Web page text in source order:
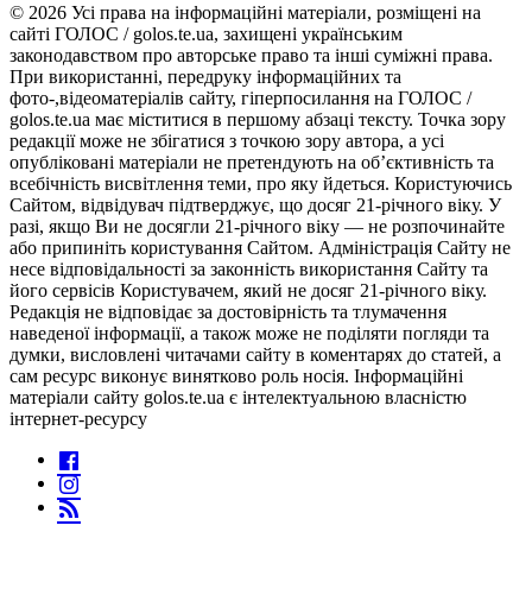
© 2026 Усі права на інформаційні матеріали, розміщені на
сайті ГОЛОС / golos.te.ua, захищені українським
законодавством про авторське право та інші суміжні права.
При використанні, передруку інформаційних та
фото-,відеоматеріалів сайту, гіперпосилання на ГОЛОС /
golos.te.ua має міститися в першому абзаці тексту. Точка зору
редакції може не збігатися з точкою зору автора, а усі
опубліковані матеріали не претендують на об’єктивність та
всебічність висвітлення теми, про яку йдеться. Користуючись
Сайтом, відвідувач підтверджує, що досяг 21-річного віку. У
разі, якщо Ви не досягли 21-річного віку — не розпочинайте
або припиніть користування Сайтом. Адміністрація Сайту не
несе відповідальності за законність використання Сайту та
його сервісів Користувачем, який не досяг 21-річного віку.
Редакція не відповідає за достовірність та тлумачення
наведеної інформації, а також може не поділяти погляди та
думки, висловлені читачами сайту в коментарях до статей, а
сам ресурс виконує винятково роль носія. Інформаційні
матеріали сайту golos.te.ua є інтелектуальною власністю
інтернет-ресурсу